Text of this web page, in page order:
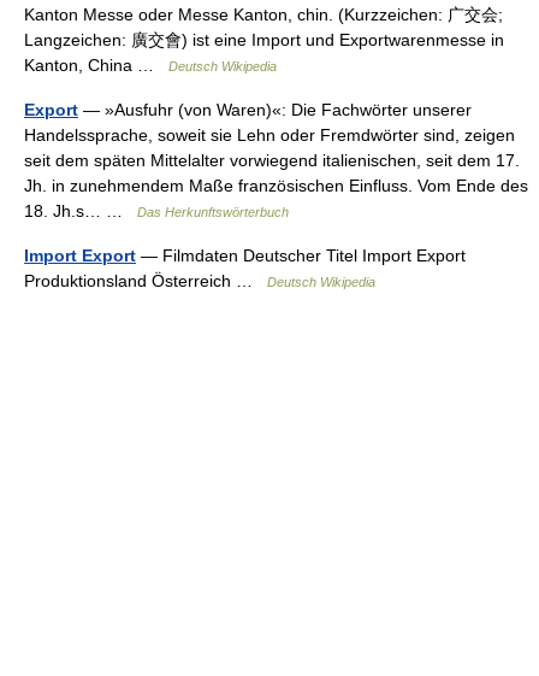
Kanton Messe oder Messe Kanton, chin. (Kurzzeichen: 广交会;
Langzeichen: 廣交會) ist eine Import und Exportwarenmesse in
Kanton, China …
Deutsch Wikipedia
Export — »Ausfuhr (von Waren)«: Die Fachwörter unserer
Handelssprache, soweit sie Lehn oder Fremdwörter sind, zeigen
seit dem späten Mittelalter vorwiegend italienischen, seit dem 17.
Jh. in zunehmendem Maße französischen Einfluss. Vom Ende des
18. Jh.s… …
Das Herkunftswörterbuch
Import Export — Filmdaten Deutscher Titel Import Export
Produktionsland Österreich …
Deutsch Wikipedia